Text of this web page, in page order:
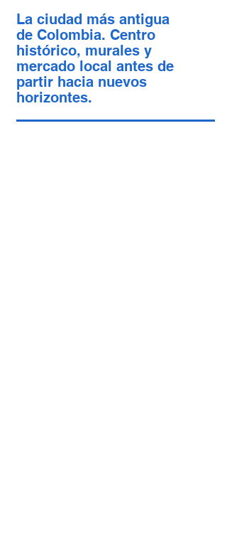
La ciudad más antigua
de Colombia. Centro
histórico, murales y
mercado local antes de
partir hacia nuevos
horizontes.